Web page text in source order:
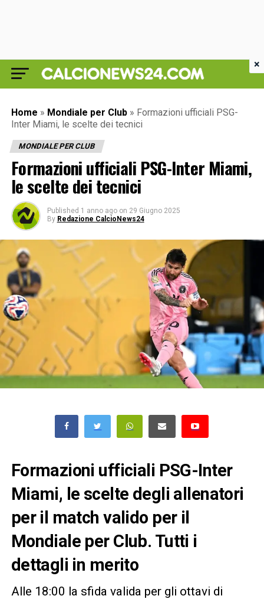
Home » Mondiale per Club » Formazioni ufficiali PSG-
Inter Miami, le scelte dei tecnici
MONDIALE PER CLUB
Formazioni ufficiali PSG-Inter Miami,
le scelte dei tecnici
Published 1 anno ago on 29 Giugno 2025
By Redazione CalcioNews24
Formazioni ufficiali PSG-Inter
Miami, le scelte degli allenatori
per il match valido per il
Mondiale per Club. Tutti i
dettagli in merito
Alle 18:00 la sfida valida per gli ottavi di
×